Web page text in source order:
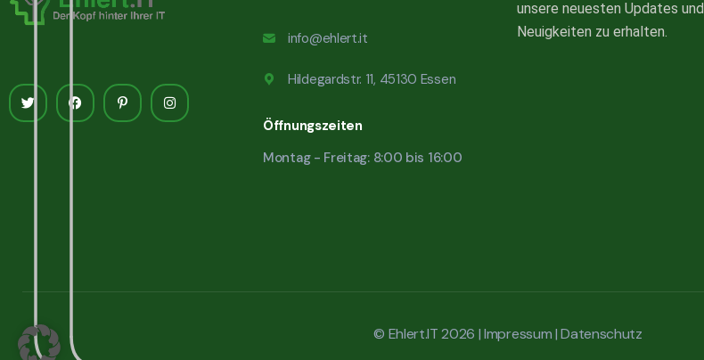
info@ehlert.it
Hildegardstr. 11, 45130 Essen
Öffnungszeiten
Montag - Freitag: 8:00 bis 16:00
unsere neuesten Updates und
Neuigkeiten zu erhalten.
© Ehlert.IT 2026 |Impressum|Datenschutz